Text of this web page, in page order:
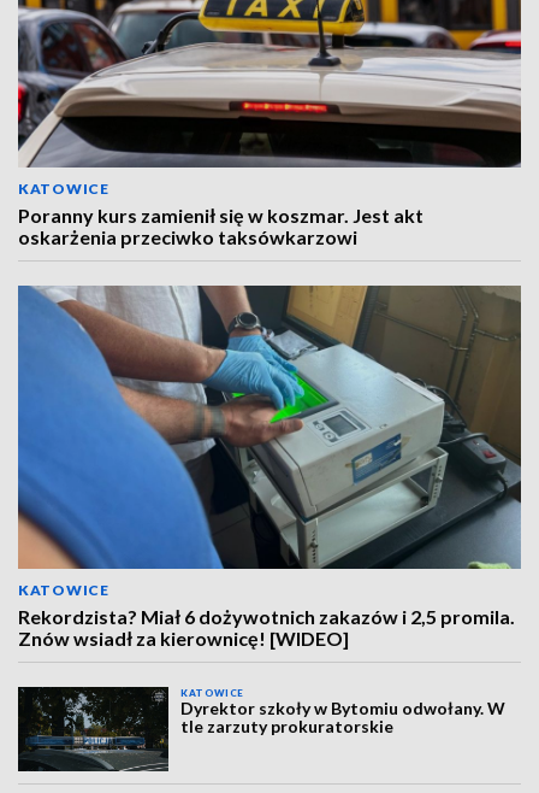
KATOWICE
Poranny kurs zamienił się w koszmar. Jest akt
oskarżenia przeciwko taksówkarzowi
KATOWICE
Rekordzista? Miał 6 dożywotnich zakazów i 2,5 promila.
Znów wsiadł za kierownicę! [WIDEO]
KATOWICE
Dyrektor szkoły w Bytomiu odwołany. W
tle zarzuty prokuratorskie